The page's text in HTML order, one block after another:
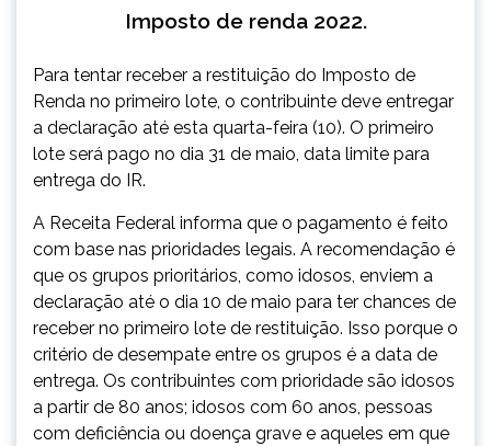
Imposto de renda 2022.
Para tentar receber a restituição do Imposto de
Renda no primeiro lote, o contribuinte deve entregar
a declaração até esta quarta-feira (10). O primeiro
lote será pago no dia 31 de maio, data limite para
entrega do IR.
A Receita Federal informa que o pagamento é feito
com base nas prioridades legais. A recomendação é
que os grupos prioritários, como idosos, enviem a
declaração até o dia 10 de maio para ter chances de
receber no primeiro lote de restituição. Isso porque o
critério de desempate entre os grupos é a data de
entrega. Os contribuintes com prioridade são idosos
a partir de 80 anos; idosos com 60 anos, pessoas
com deficiência ou doença grave e aqueles em que